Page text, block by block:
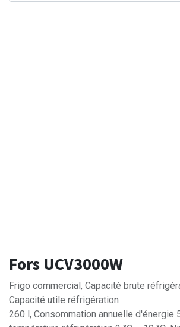
Fors UCV3000W
Frigo commercial, Capacité brute
Capacité utile réfrigération
260 l, Consommation annuelle d'énergie